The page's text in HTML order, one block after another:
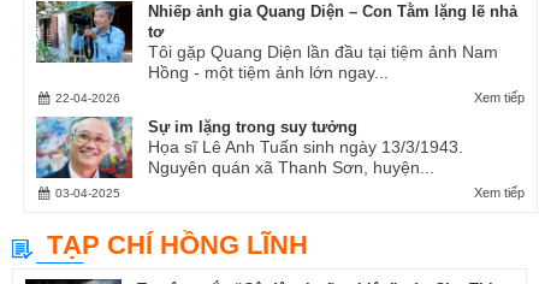
Nhiếp ảnh gia Quang Diện – Con Tằm lặng lẽ nhả
tơ
Tôi gặp Quang Diện lần đầu tại tiệm ảnh Nam
Hồng - một tiệm ảnh lớn ngay...
Xem tiếp
22-04-2026
Sự im lặng trong suy tưởng
Họa sĩ Lê Anh Tuấn sinh ngày 13/3/1943.
Nguyên quán xã Thanh Sơn, huyện...
Xem tiếp
03-04-2025
TẠP CHÍ HỒNG LĨNH